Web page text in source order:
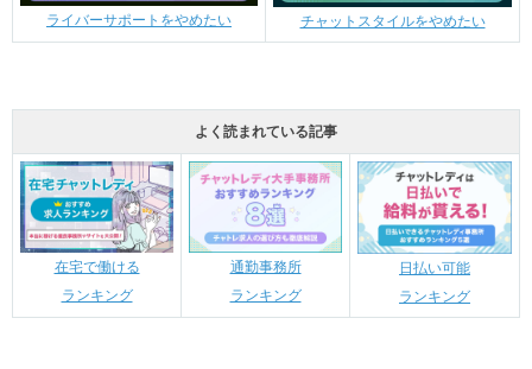
ライバーサポートをやめたい チャットスタイルをやめたい
よく読まれている記事
在宅で働ける
ランキング
通勤事務所
ランキング
日払い可能
ランキング